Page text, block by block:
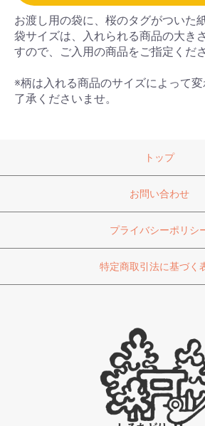
お渡し用の袋に、桜のタグがついた
袋サイズは、入れられる商品の大き
すので、ご入用の商品をご指定くださ
※柄は入れる商品のサイズによって
了承くださいませ。
トップ
お問い合わせ
プライバシーポリシ
特定商取引法に基づく